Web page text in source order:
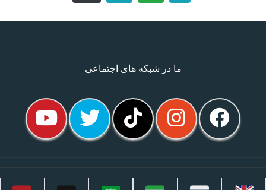
ما در شبکه های اجتماعی